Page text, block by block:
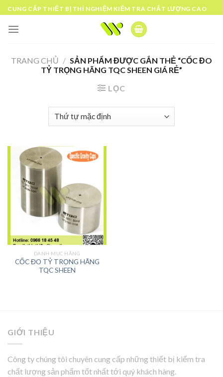
Skip
to
content
CUNG CẤP THIẾT BỊ THÍ NGHIỆM KIỂM TRA CHẤT LƯỢNG CAO
TRANG CHỦ / SẢN PHẨM ĐƯỢC GẮN THẺ “CỐC ĐO
TỶ TRỌNG HÃNG TQC SHEEN GIÁ RẺ”
LỌC
DANH MỤC HÃNG
CỐC ĐO TỶ TRỌNG HÃNG
TQC SHEEN
GIỚI THIỆU
Công ty chúng tôi chuyên cung cấp những thiết bị kiểm tra
chất lượng sản phẩm tốt nhất tới quý khách hàng.